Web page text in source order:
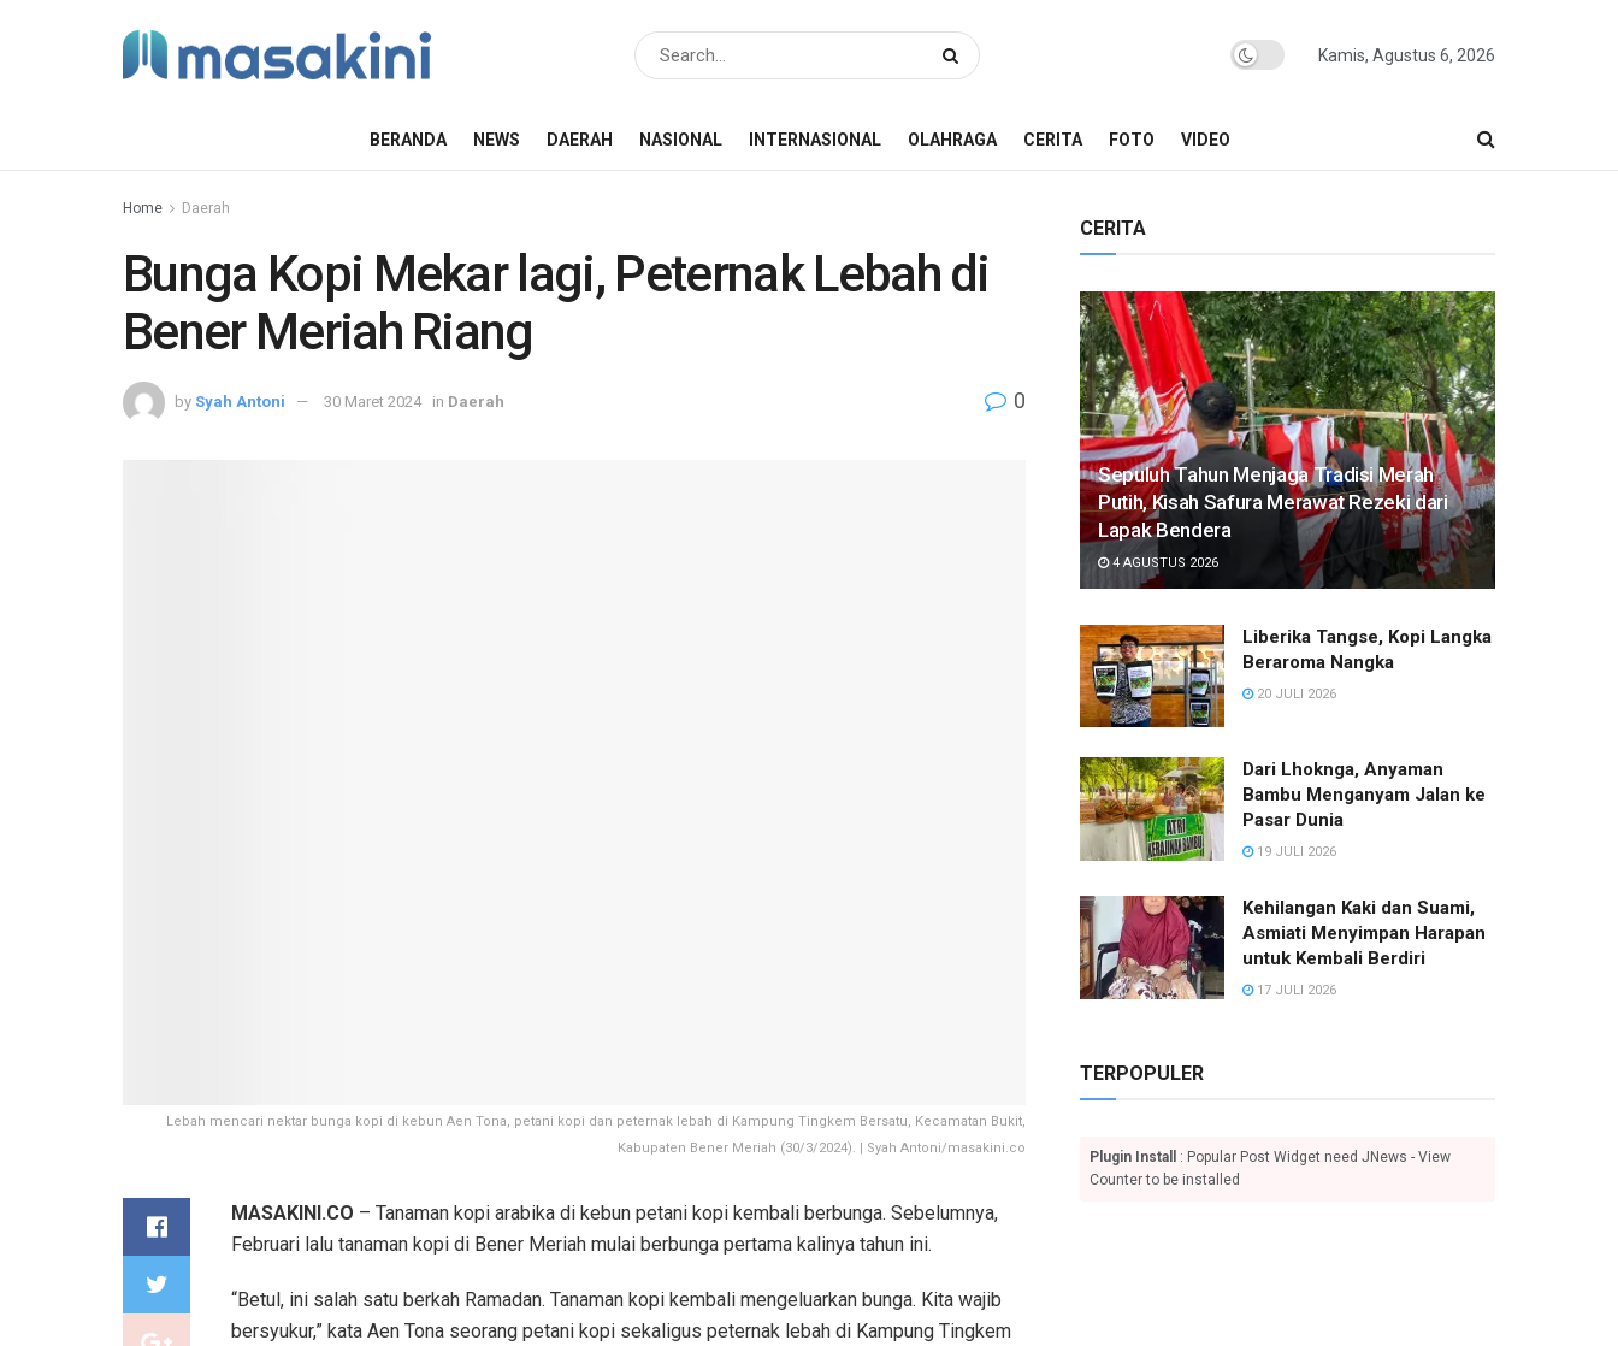
Kamis, Agustus 6, 2026
BERANDA NEWS DAERAH NASIONAL INTERNASIONAL OLAHRAGA CERITA FOTO VIDEO
Home Daerah
Bunga Kopi Mekar lagi, Peternak Lebah di
Bener Meriah Riang
by Syah Antoni 30 Maret 2024 in Daerah 0
Lebah mencari nektar bunga kopi di kebun Aen Tona, petani kopi dan peternak lebah di Kampung Tingkem Bersatu, Kecamatan Bukit,
Kabupaten Bener Meriah (30/3/2024). | Syah Antoni/masakini.co
MASAKINI.CO – Tanaman kopi arabika di kebun petani kopi kembali berbunga. Sebelumnya,
Februari lalu tanaman kopi di Bener Meriah mulai berbunga pertama kalinya tahun ini.
“Betul, ini salah satu berkah Ramadan. Tanaman kopi kembali mengeluarkan bunga. Kita wajib
bersyukur,” kata Aen Tona seorang petani kopi sekaligus peternak lebah di Kampung Tingkem
CERITA
Sepuluh Tahun Menjaga Tradisi Merah
Putih, Kisah Safura Merawat Rezeki dari
Lapak Bendera
4 AGUSTUS 2026
Liberika Tangse, Kopi Langka
Beraroma Nangka
20 JULI 2026
Dari Lhoknga, Anyaman
Bambu Menganyam Jalan ke
Pasar Dunia
19 JULI 2026
Kehilangan Kaki dan Suami,
Asmiati Menyimpan Harapan
untuk Kembali Berdiri
17 JULI 2026
TERPOPULER
Plugin Install
: Popular Post Widget need JNews - View
Counter to be installed